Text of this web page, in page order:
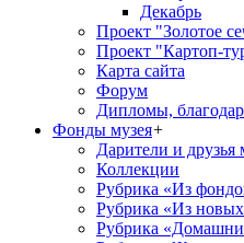
Декабрь
Проект "Золотое
Проект "Картоп-
Карта сайта
Форум
Дипломы,
Фонды музея+
Дарители и друзья
Коллекции
Рубрика «Из
Рубрика «Из
Рубрика